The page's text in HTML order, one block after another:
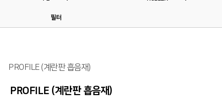
필터
PROFILE (계란판 흡음재)
PROFILE (계란판 흡음재)